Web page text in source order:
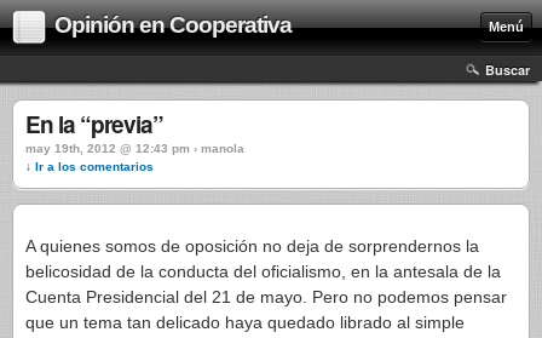
Opinión en Cooperativa Menú
Buscar
En la “previa”
may 19th, 2012 @ 12:43 pm › manola
↓ Ir a los comentarios
A quienes somos de oposición no deja de sorprendernos la
belicosidad de la conducta del oficialismo, en la antesala de la
Cuenta Presidencial del 21 de mayo. Pero no podemos pensar
que un tema tan delicado haya quedado librado al simple